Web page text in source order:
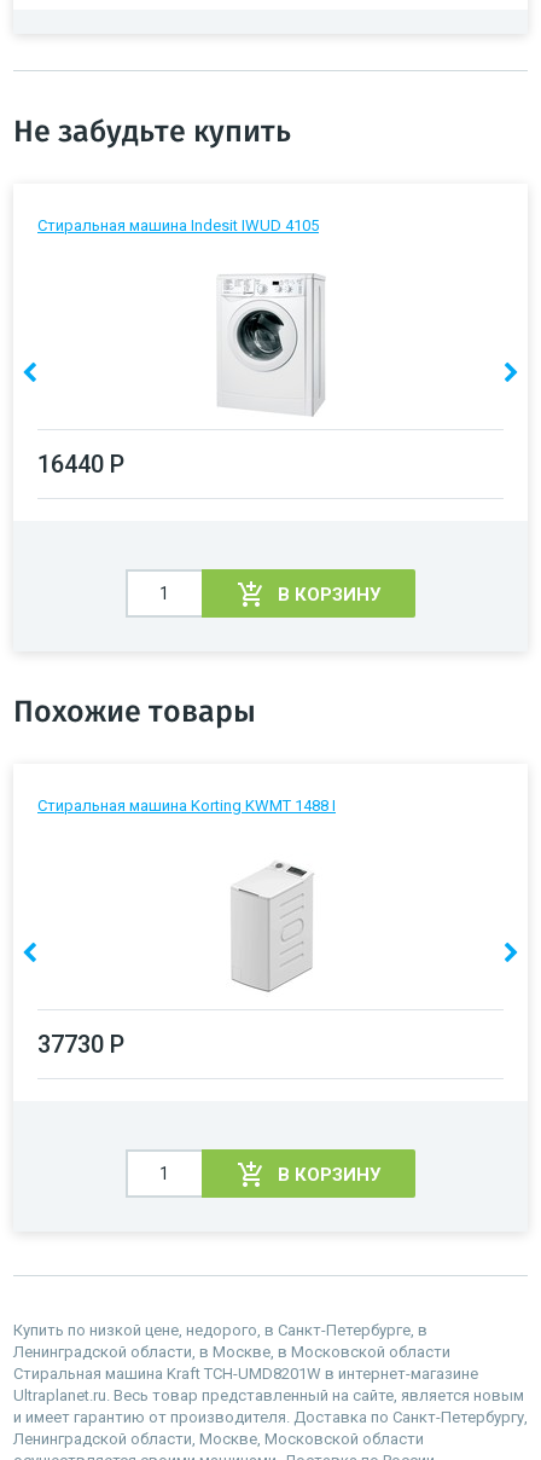
Не забудьте купить
Стиральная машина Indesit IWUD 4105
16440 Р
В КОРЗИНУ
Похожие товары
Стиральная машина Korting KWMT 1488 I
37730 Р
В КОРЗИНУ
Купить по низкой цене, недорого, в Санкт-Петербурге, в
Ленинградской области, в Москве, в Московской области
Стиральная машина Kraft TCH-UMD8201W в интернет-магазине
Ultraplanet.ru. Весь товар представленный на сайте, является новым
и имеет гарантию от производителя. Доставка по Санкт-Петербургу,
Ленинградской области, Москве, Московской области